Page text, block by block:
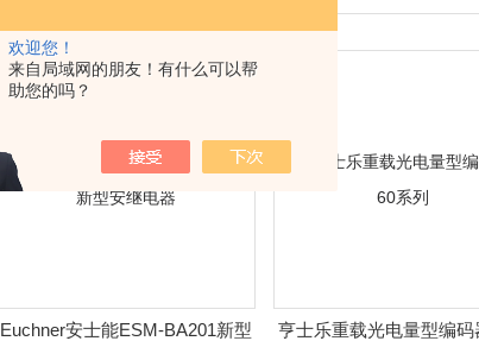
欢迎您！
来自局域网的朋友！有什么可以帮
助您的吗？
Euchner安士能ESM-BA201新型
亨士乐重载光电量型编码